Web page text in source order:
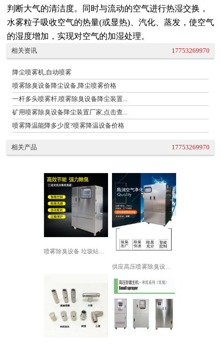
判断大气的清洁度。同时与流动的空气进行热湿交换，
水雾粒子吸收空气的热量(或显热)、汽化、蒸发，使空气
的湿度增加，实现对空气的加湿处理。
相关资讯 17753269970
降尘喷雾机,自动喷雾
喷雾除臭设备降尘设备,降尘喷雾价格
一杆多头喷雾杆,喷雾除臭设备降尘装置...
矿用喷雾除臭设备降尘装置厂家,点击查...
喷雾降温能降多少度?喷雾降温设备价格
相关产品 17753269970
喷雾除臭设备 垃圾站喷雾除臭设备 垃...
供应高压喷雾除臭设备 工厂车间除味支...